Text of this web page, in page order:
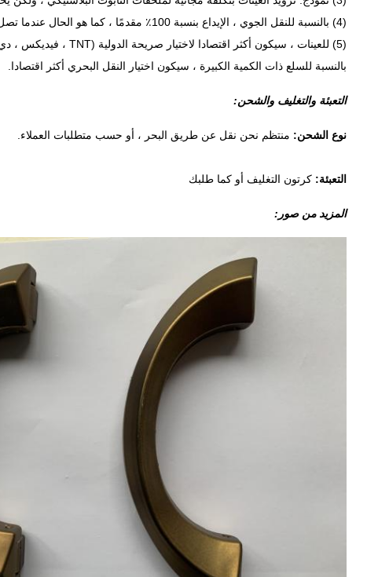
(4) بالنسبة للنقل الجوي ، الإيداع بنسبة 100٪ مقدمًا ، كما هو الحال عندما تصل المنتجات إلى الميناء الجوي ، لا يحتاج العملاء إلى نسخة أصلية من B / L للحصول على البضائع ؛
(5) للعينات ، سيكون أكثر اقتصادا لاختيار صريحة الدولية (TNT ، فيديكس ، دي إتش إل ، يو بي إس ، الخط الخاص) ؛
بالنسبة للسلع ذات الكمية الكبيرة ، سيكون اختيار النقل البحري أكثر اقتصادا.
التعبئة والتغليف والشحن:
نوع الشحن: منتظم نحن نقل عن طريق البحر ، أو حسب متطلبات العملاء.
التعبئة: كرتون التغليف أو كما طلبك
المزيد من صور: